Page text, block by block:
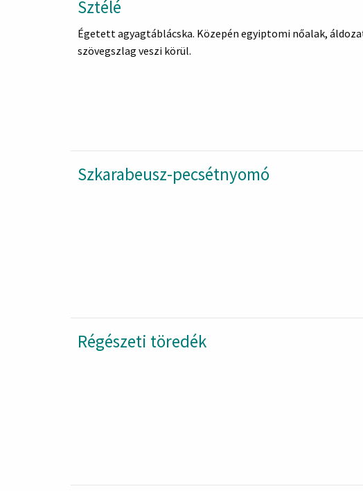
Sztélé
Égetett agyagtáblácska. Közepén egyiptomi nőalak,
szövegszlag veszi körül.
Szkarabeusz-pecsétnyomó
Régészeti töredék